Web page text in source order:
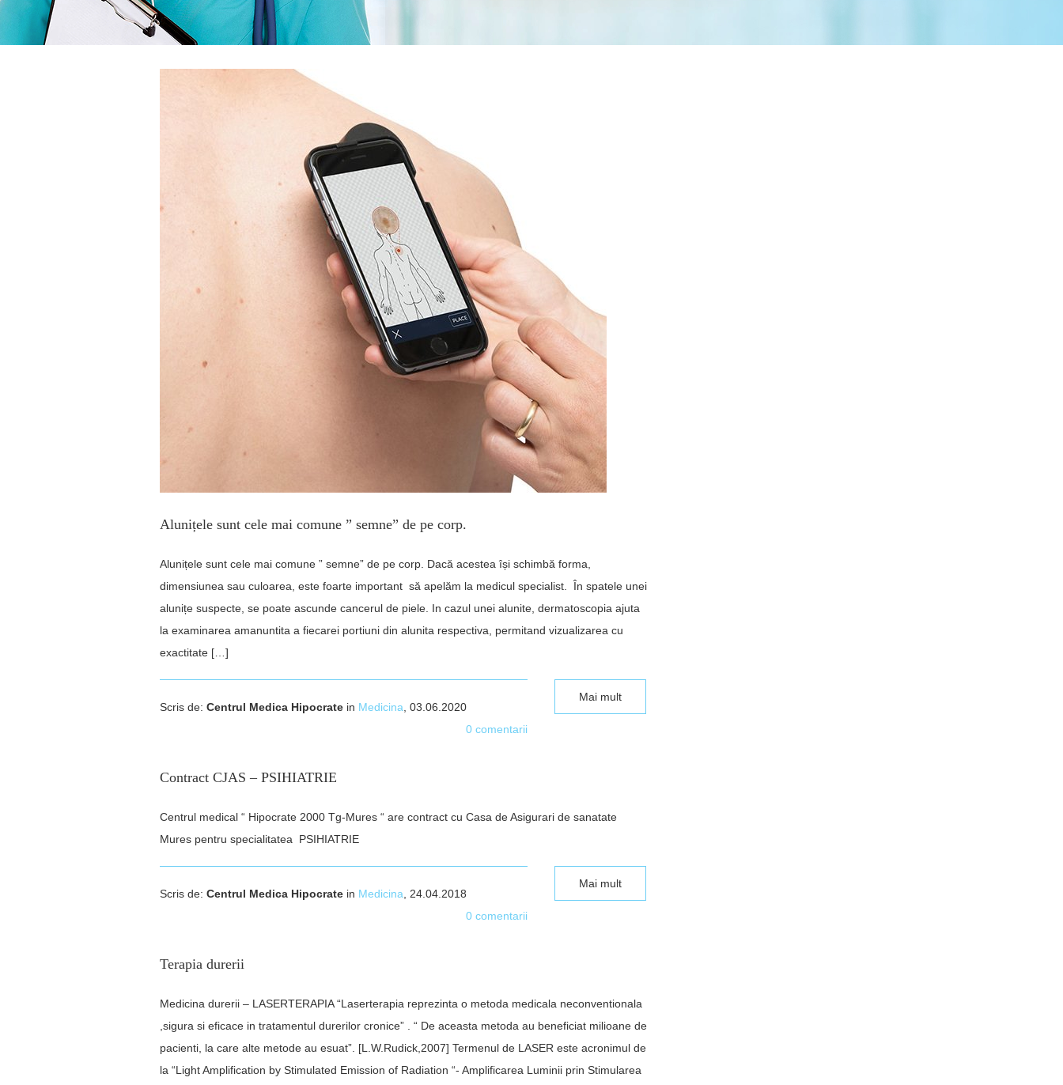
Alunițele sunt cele mai comune ” semne” de pe corp.
Alunițele sunt cele mai comune ” semne” de pe corp. Dacă acestea își schimbă forma,
dimensiunea sau culoarea, este foarte important să apelăm la medicul specialist. În spatele unei
alunițe suspecte, se poate ascunde cancerul de piele. In cazul unei alunite, dermatoscopia ajuta
la examinarea amanuntita a fiecarei portiuni din alunita respectiva, permitand vizualizarea cu
exactitate […]
Mai mult
Scris de: Centrul Medica Hipocrate in Medicina , 03.06.2020
0 comentarii
Contract CJAS – PSIHIATRIE
Centrul medical “ Hipocrate 2000 Tg-Mures “ are contract cu Casa de Asigurari de sanatate
Mures pentru specialitatea PSIHIATRIE
Mai mult
Scris de: Centrul Medica Hipocrate in Medicina , 24.04.2018
0 comentarii
Terapia durerii
Medicina durerii – LASERTERAPIA “Laserterapia reprezinta o metoda medicala neconventionala
,sigura si eficace in tratamentul durerilor cronice” . “ De aceasta metoda au beneficiat milioane de
pacienti, la care alte metode au esuat”. [L.W.Rudick,2007] Termenul de LASER este acronimul de
la “Light Amplification by Stimulated Emission of Radiation “- Amplificarea Luminii prin Stimularea